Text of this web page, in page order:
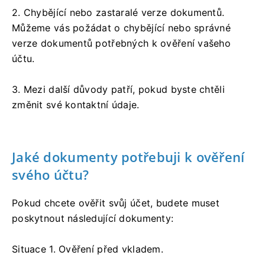
2. Chybějící nebo zastaralé verze dokumentů.
Můžeme vás požádat o chybějící nebo správné
verze dokumentů potřebných k ověření vašeho
účtu.
3. Mezi další důvody patří, pokud byste chtěli
změnit své kontaktní údaje.
Jaké dokumenty potřebuji k ověření
svého účtu?
Pokud chcete ověřit svůj účet, budete muset
poskytnout následující dokumenty:
Situace 1. Ověření před vkladem.